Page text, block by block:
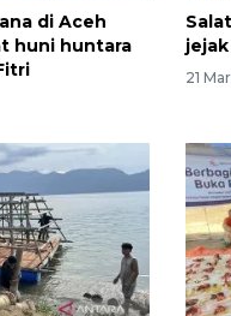
di Aceh
huni huntara
21